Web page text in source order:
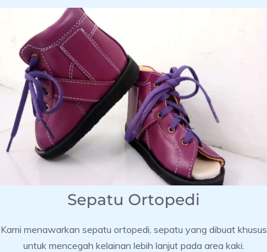
Sepatu Ortopedi
Kami menawarkan sepatu ortopedi, sepatu yang dibuat khusus
untuk mencegah kelainan lebih lanjut pada area kaki.